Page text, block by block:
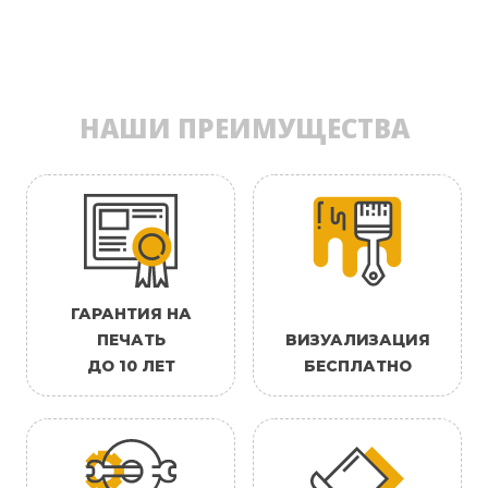
НАШИ ПРЕИМУЩЕСТВА
ГАРАНТИЯ НА
ПЕЧАТЬ
ДО 10 ЛЕТ
ВИЗУАЛИЗАЦИЯ
БЕСПЛАТНО